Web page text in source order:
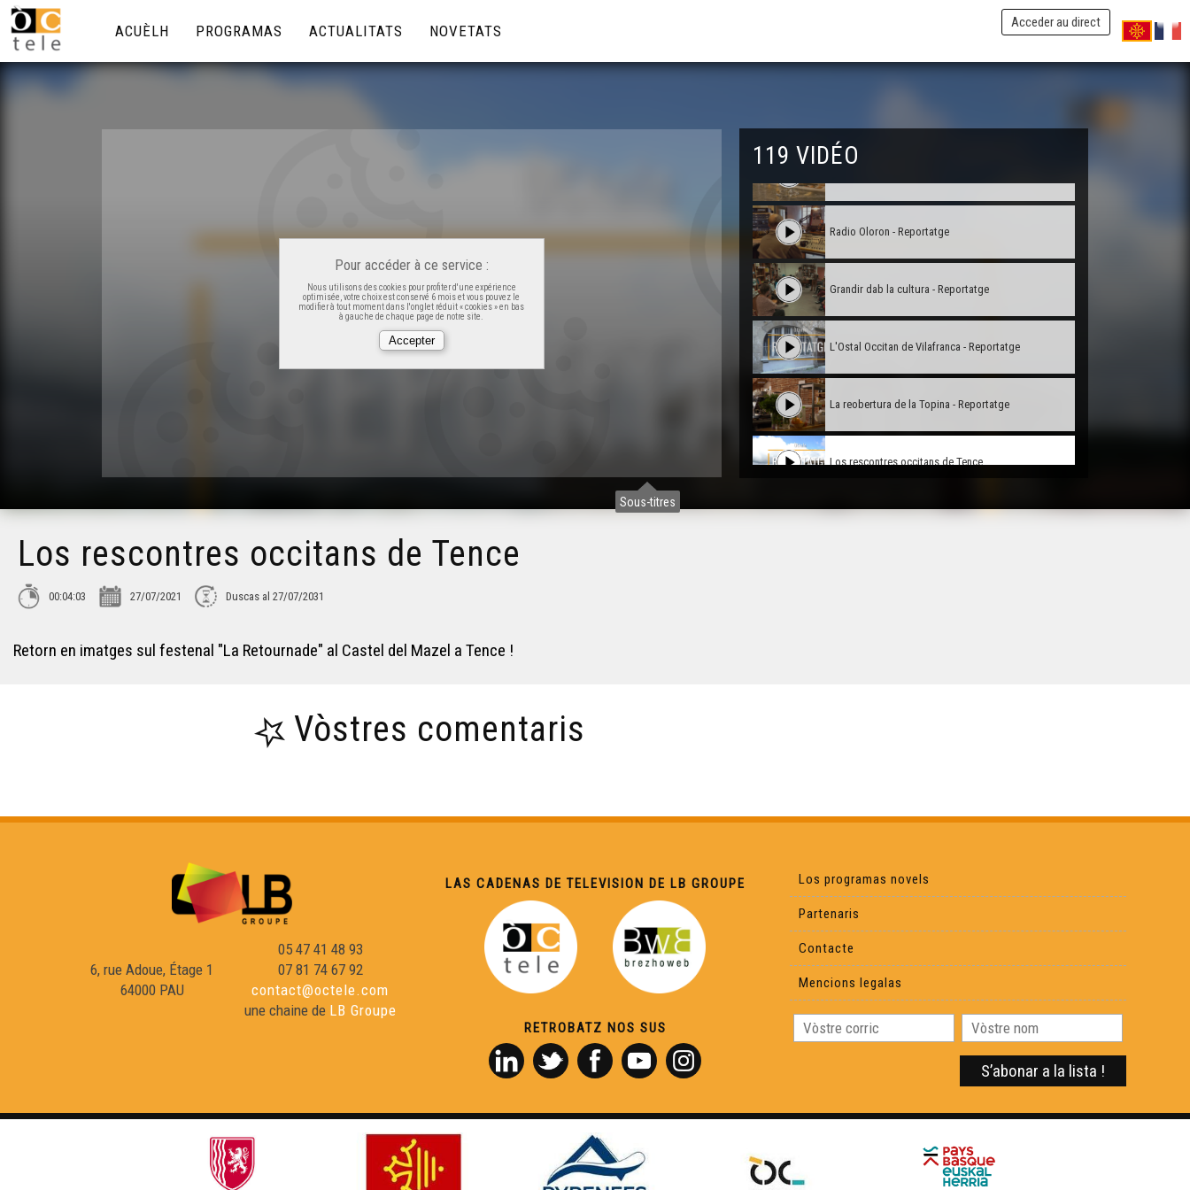
Acceder au direct
ACUÈLH PROGRAMAS ACTUALITATS NOVETATS
Sous-titres
Pour accéder à ce service :
Nous utilisons des cookies pour profiter d'une expérience
optimisée, votre choix est conservé 6 mois et vous pouvez le
modifier à tout moment dans l'onglet réduit « cookies » en bas
à gauche de chaque page de notre site.
119 VIDÉO
En cò vòstre : La Tiny House - Reportatge
Radio Oloron - Reportatge
Grandir dab la cultura - Reportatge
L'Ostal Occitan de Vilafranca - Reportatge
La reobertura de la Topina - Reportatge
Los rescontres occitans de Tence
L'improvisacion, une istòria anciana - Reportatge
Hestiv'Òc - Best-of
Lo Congrès Permanent de la Lenga Occitana, 10 ans -
REportatge
La Ciutat : visita de François Bayrou - Reportatge
Los rescontres occitans de Tence
00:04:03 27/07/2021 Duscas al 27/07/2031
Retorn en imatges sul festenal "La Retournade" al Castel del Mazel a Tence !
Vòstres comentaris
6, rue Adoue, Étage 1
64000 PAU
05 47 41 48 93
07 81 74 67 92
contact@octele.com
une chaine de LB Groupe
LAS CADENAS DE TELEVISION DE LB GROUPE
RETROBATZ NOS SUS
Los programas novels
Partenaris
Contacte
Mencions legalas